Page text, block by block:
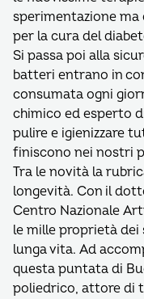
sperimentazione
per la cura del
Si passa poi alla
batteri entrano in
consumata ogni
chimico ed esperto
pulire e igienizzare
finiscono nei nostri
Tra le novità la
longevità. Con il
Centro Nazionale
le mille proprietà dei
lunga vita. Ad
questa puntata di
poliedrico, attore di